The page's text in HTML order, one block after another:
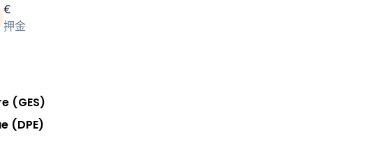
€
押金
(GES)
(DPE)